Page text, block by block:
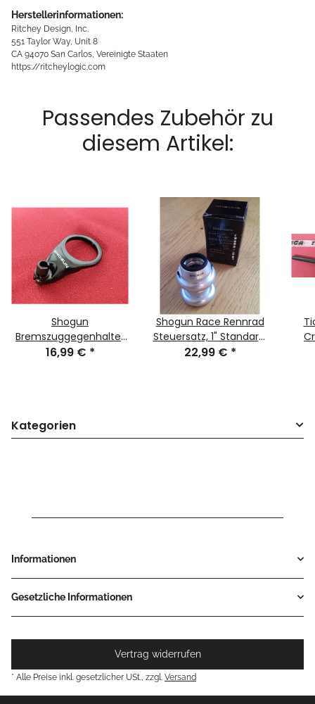
Herstellerinformationen:
Ritchey Design, Inc.
551 Taylor Way, Unit 8
CA 94070 San Carlos, Vereinigte Staaten
https://ritcheylogic.com
Passendes Zubehör zu
diesem Artikel:
Shogun
Bremszuggegenhalter
für geschraubte 1"
16,99 € *
Shogun Race Rennrad
Steuersatz, 1" Standard,
Kugellager, Headlock,
22,99 € *
Kategorien
Informationen
Gesetzliche Informationen
Vertrag widerrufen
* Alle Preise inkl. gesetzlicher USt., zzgl. Versand